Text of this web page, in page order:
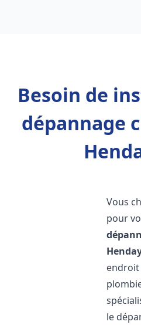
Besoin de
dépannage
Vous
pour
endroit
le